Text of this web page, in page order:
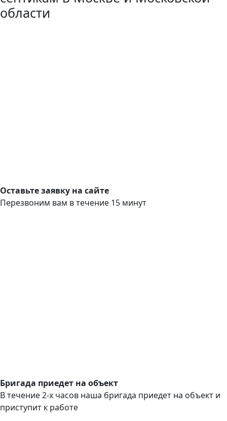
области
Оставьте заявку на сайте
Перезвоним вам в течение 15 минут
Бригада приедет на объект
В течение 2-х часов наша бригада приедет на объект и
приступит к работе